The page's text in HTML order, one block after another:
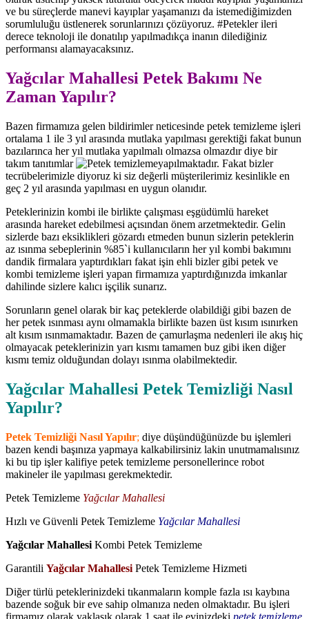
ve bu süreçlerde manevi kayıplar yaşamanızı da istemediğimizden
sorumluluğu üstlenerek sorunlarınızı çözüyoruz. #Petekler ileri
derece teknoloji ile donatılıp yapılmadıkça inanın dilediğiniz
performansı alamayacaksınız.
Yağcılar Mahallesi Petek Bakımı Ne
Zaman Yapılır?
Bazen firmamıza gelen bildirimler neticesinde petek temizleme işleri
ortalama 1 ile 3 yıl arasında mutlaka yapılması gerektiği fakat bunun
bazılarınca her yıl mutlaka yapılmalı olmazsa olmazdır diye bir
takım tanıtımlar
yapılmaktadır. Fakat bizler
tecrübelerimizle diyoruz ki siz değerli müşterilerimiz kesinlikle en
geç 2 yıl arasında yapılması en uygun olanıdır.
Peteklerinizin kombi ile birlikte çalışması eşgüdümlü hareket
arasında hareket edebilmesi açısından önem arzetmektedir. Gelin
sizlerde bazı eksiklikleri gözardı etmeden bunun sizlerin peteklerin
az ısınma sebeplerinin %85`i kullanıcıların her yıl kombi bakımını
dandik firmalara yaptırdıkları fakat işin ehli bizler gibi petek ve
kombi temizleme işleri yapan firmamıza yaptırdığınızda imkanlar
dahilinde sizlere kalıcı işçilik sunarız.
Sorunların genel olarak bir kaç peteklerde olabildiği gibi bazen de
her petek ısınması aynı olmamakla birlikte bazen üst kısım ısınırken
alt kısım ısınmamaktadır. Bazen de çamurlaşma nedenleri ile akış hiç
olmayacak peteklerinizin yarı kısmı tamamen buz gibi iken diğer
kısmı temiz olduğundan dolayı ısınma olabilmektedir.
Yağcılar Mahallesi Petek Temizliği Nasıl
Yapılır?
Petek Temizliği Nasıl Yapılır; diye düşündüğünüzde bu işlemleri
bazen kendi başınıza yapmaya kalkabilirsiniz lakin unutmamalısınız
ki bu tip işler kalifiye petek temizleme personellerince robot
makineler ile yapılması gerekmektedir.
Petek Temizleme Yağcılar Mahallesi
Hızlı ve Güvenli Petek Temizleme Yağcılar Mahallesi
Yağcılar Mahallesi Kombi Petek Temizleme
Garantili Yağcılar Mahallesi Petek Temizleme Hizmeti
Diğer türlü peteklerinizdeki tıkanmaların komple fazla ısı kaybına
bazende soğuk bir eve sahip olmanıza neden olmaktadır. Bu işleri
firmamız olarak yaklaşık olarak 1 saat ile evinizdeki petek temizleme